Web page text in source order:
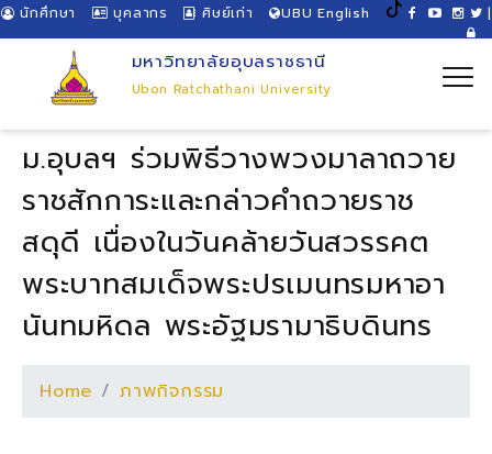
นักศึกษา บุคลากร ศิษย์เก่า UBU English |
มหาวิทยาลัยอุบลราชธานี
Ubon Ratchathani University
ม.อุบลฯ ร่วมพิธีวางพวงมาลาถวาย
ราชสักการะและกล่าวคำถวายราช
สดุดี เนื่องในวันคล้ายวันสวรรคต
พระบาทสมเด็จพระปรเมนทรมหาอา
นันทมหิดล พระอัฐมรามาธิบดินทร
Home ภาพกิจกรรม